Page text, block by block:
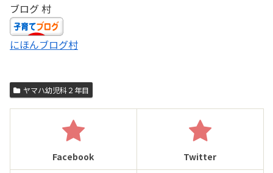
ブログ 村
にほんブログ村
ヤマハ幼児科２年目
Facebook Twitter